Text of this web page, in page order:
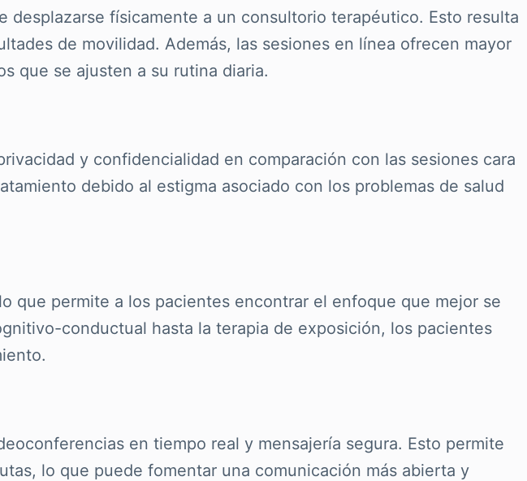
físicamente a un consultorio terapéutico. Esto resulta
de movilidad. Además, las sesiones en línea ofrecen mayor
que se ajusten a su rutina diaria.
y confidencialidad en comparación con las sesiones cara
debido al estigma asociado con los problemas de salud
que permite a los pacientes encontrar el enfoque que mejor se
conductual hasta la terapia de exposición, los pacientes
en tiempo real y mensajería segura. Esto permite
lo que puede fomentar una comunicación más abierta y